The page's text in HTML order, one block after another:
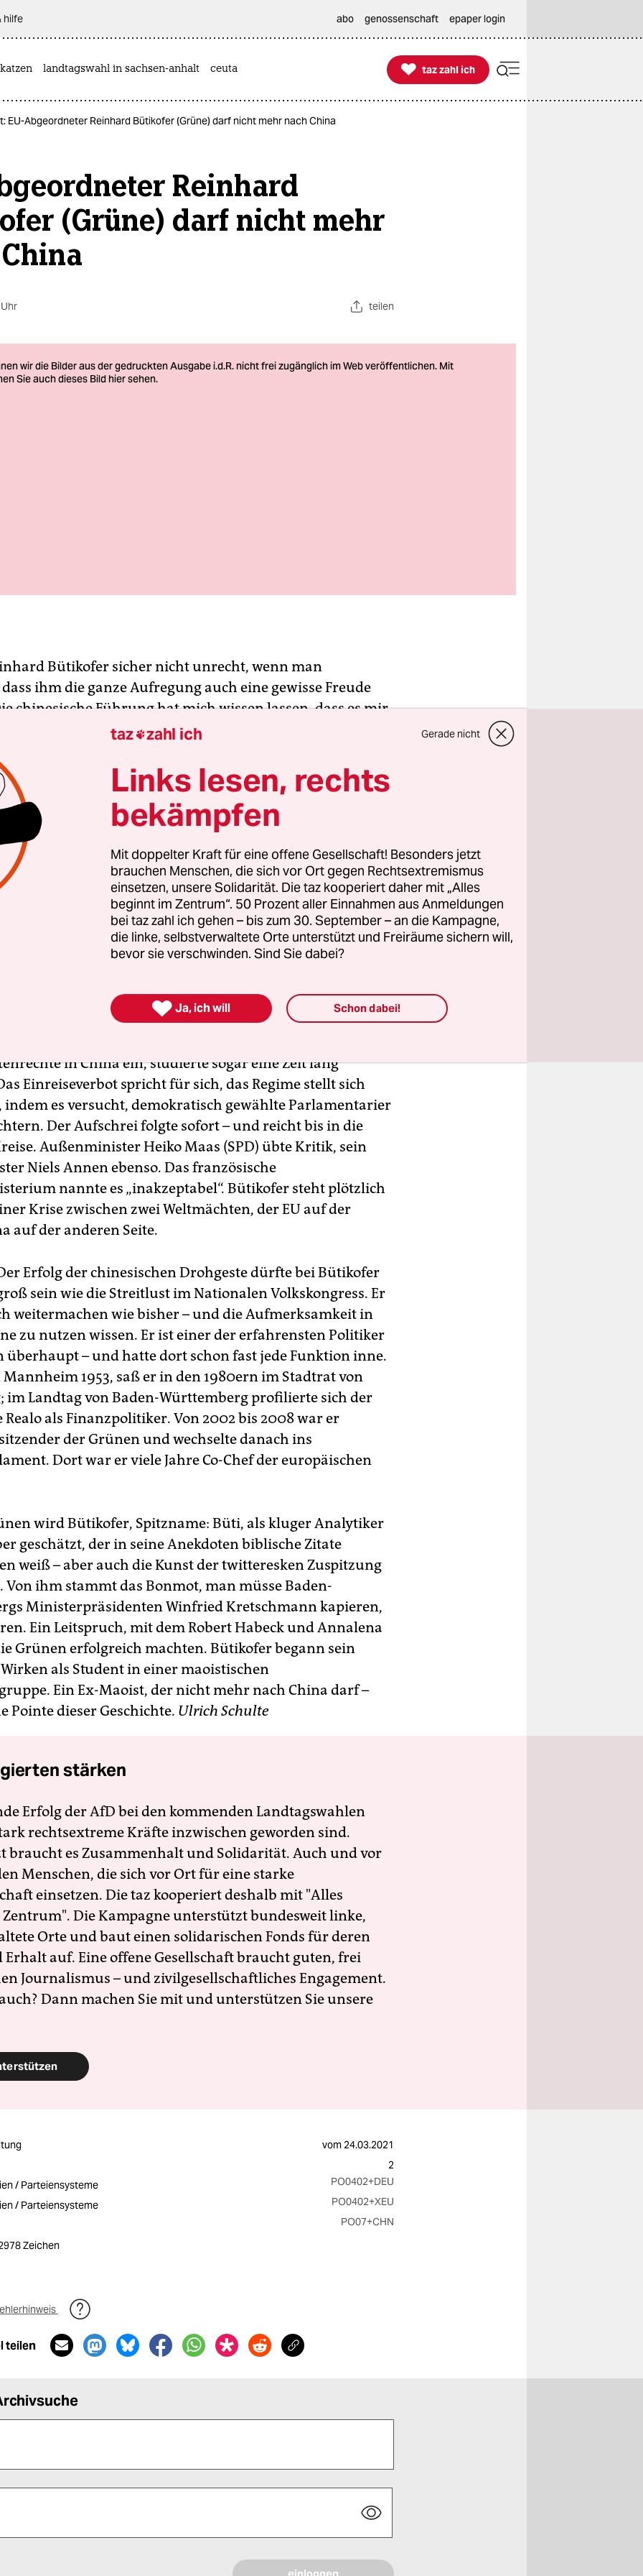
hilfe abo genossenschaft epaper login
katzen landtagswahl in sachsen-anhalt ceuta 
taz zahl ich
taz zahl ich
EU-Abgeordneter Reinhard Bütikofer (Grüne) darf nicht mehr nach China
Reinhard
(Grüne) darf nicht mehr
teilen
Bütikofer sicher nicht unrecht, wenn man
ihm die ganze Aufregung auch eine gewisse Freude
chinesische Führung hat mich wissen lassen, dass es mir
sein wird, das Festland, Hongkong oder Macao zu
twitterte Bütikofer auf Englisch auf die chinesischen
gehen ihn. „Aber es gibt ja noch Taiwan.“ Er fügte einen
Reinhard Bütikofer, 68, seit fast 12 Jahren Grünen-
und ausgewiesener Chinaexperte, weiß genau,
des Regimes in Peking ein Ritterschlag für ihn
hatten am Montag Sanktionen gegen China
ist die Unterdrückung der Uiguren, einer
Minderheit, die vom chinesischen Regime gegängelt
gesteckt wird. Die Führung in Peking
sich prompt und ordnete Gegenmaßnahmen gegen zehn
an – darunter Bütikofer.
nicht irgendein Europaabgeordneter, sondern Chef der
des EU-Parlaments. Bütikofer setzt sich seit Jahren
in China ein, studierte sogar eine Zeit lang
Einreiseverbot spricht für sich, das Regime stellt sich
indem es versucht, demokratisch gewählte Parlamentarier
Der Aufschrei folgte sofort – und reicht bis in die
Außenminister Heiko Maas (SPD) übte Kritik, sein
Niels Annen ebenso. Das französische
nannte es „inakzeptabel“. Bütikofer steht plötzlich
Krise zwischen zwei Weltmächten, der EU auf der
auf der anderen Seite.
Erfolg der chinesischen Drohgeste dürfte bei Bütikofer
sein wie die Streitlust im Nationalen Volkskongress. Er
weitermachen wie bisher – und die Aufmerksamkeit in
zu nutzen wissen. Er ist einer der erfahrensten Politiker
überhaupt – und hatte dort schon fast jede Funktion inne.
1953, saß er in den 1980ern im Stadtrat von
im Landtag von Baden-Württemberg profilierte sich der
Realo als Finanzpolitiker. Von 2002 bis 2008 war er
der Grünen und wechselte danach ins
Dort war er viele Jahre Co-Chef der europäischen
wird Bütikofer, Spitzname: Büti, als kluger Analytiker
geschätzt, der in seine Anekdoten biblische Zitate
weiß – aber auch die Kunst der twitteresken Zuspitzung
Von ihm stammt das Bonmot, man müsse Baden-
Ministerpräsidenten Winfried Kretschmann kapieren,
Ein Leitspruch, mit dem Robert Habeck und Annalena
Grünen erfolgreich machten. Bütikofer begann sein
als Student in einer maoistischen
Ein Ex-Maoist, der nicht mehr nach China darf –
Pointe dieser Geschichte. Ulrich Schulte
stärken
Erfolg der AfD bei den kommenden Landtagswahlen
rechtsextreme Kräfte inzwischen geworden sind.
braucht es Zusammenhalt und Solidarität. Auch und vor
Menschen, die sich vor Ort für eine starke
einsetzen. Die taz kooperiert deshalb mit "Alles
Die Kampagne unterstützt bundesweit linke,
Orte und baut einen solidarischen Fonds für deren
Erhalt auf. Eine offene Gesellschaft braucht guten, frei
Journalismus – und zivilgesellschaftliches Engagement.
Dann machen Sie mit und unterstützen Sie unsere
vom24.03.2021
2
/ Parteiensysteme
PO0402+DEU
/ Parteiensysteme
PO0402+XEU
PO07+CHN
Zeichen
teilen
taz zahl ich Gerade nicht
Links lesen, rechts
bekämpfen
Mit doppelter Kraft für eine offene Gesellschaft! Besonders jetzt
brauchen Menschen, die sich vor Ort gegen Rechtsextremismus
einsetzen, unsere Solidarität. Die taz kooperiert daher mit „Alles
beginnt im Zentrum“. 50 Prozent aller Einnahmen aus Anmeldungen
bei taz zahl ich gehen – bis zum 30. September – an die Kampagne,
die linke, selbstverwaltete Orte unterstützt und Freiräume sichern will,
bevor sie verschwinden. Sind Sie dabei?
 Ja, ich will Schon dabei!